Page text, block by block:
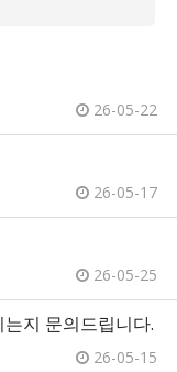
26-05-22
26-05-17
26-05-25
지 문의드립니다.
26-05-15